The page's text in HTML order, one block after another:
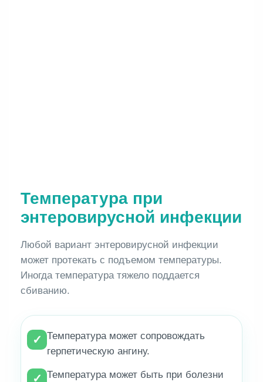
Температура при
энтеровирусной инфекции
Любой вариант энтеровирусной инфекции
может протекать с подъемом температуры.
Иногда температура тяжело поддается
сбиванию.
✓
Температура может сопровождать
герпетическую ангину.
✓ Температура может быть при болезни